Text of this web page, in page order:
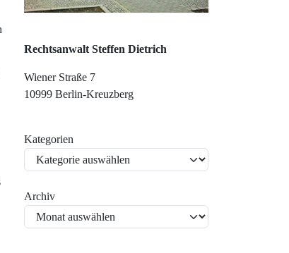
Rechtsanwalt Steffen Dietrich
Wiener Straße 7
10999 Berlin-Kreuzberg
Kategorien
Archiv